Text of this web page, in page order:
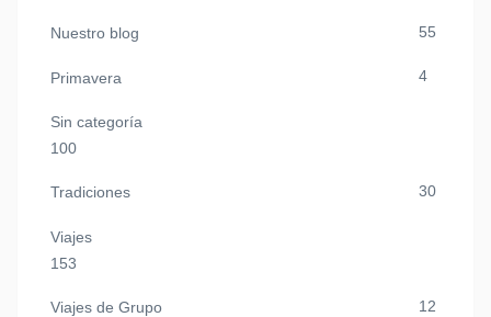
Nuestro blog 55
Primavera 4
Sin categoría
100
Tradiciones 30
Viajes
153
Viajes de Grupo 12